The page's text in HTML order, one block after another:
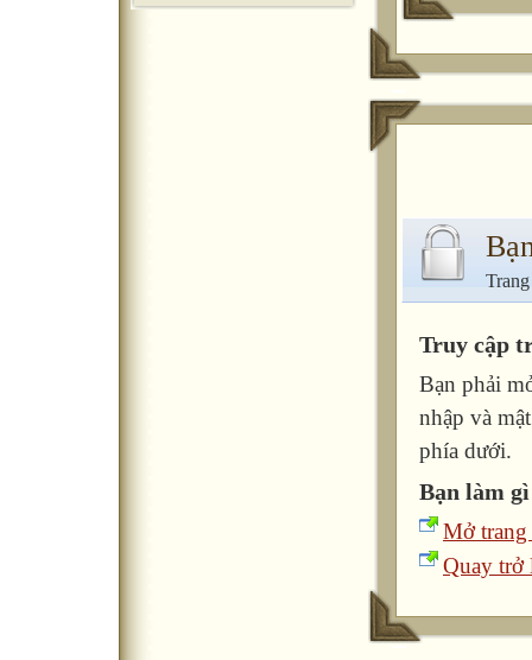
Truy cập
Bạn phải
nhập và
phía dưới.
Bạn làm
Mở trang
Quay trở